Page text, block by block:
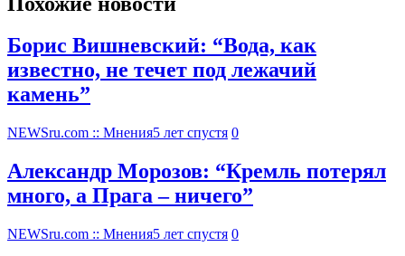
Борис Вишневский: “Вода, как
известно, не течет под лежачий
камень”
NEWSru.com :: Мнения5 лет спустя 0
Александр Морозов: “Кремль потерял
много, а Прага – ничего”
NEWSru.com :: Мнения5 лет спустя 0